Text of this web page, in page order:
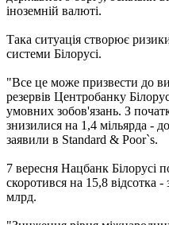
іноземній валюті.
Така ситуація створює
системи Білорусі.
"Все це може призвести до
резервів Центробанку
умовних зобов'язань. З
знизилися на 1,4 мільярда -
заявили в Standard & Poor`s.
7 вересня Нацбанк Білорусі
скоротився на 15,8 відсотка
млрд.